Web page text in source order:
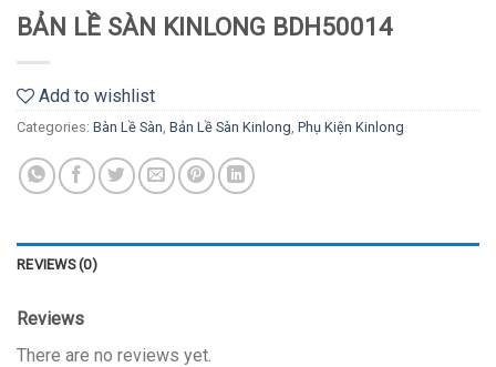
BẢN LỀ SÀN KINLONG BDH50014
Add to wishlist
Categories: Bàn Lề Sàn Bản Lề Sàn Kinlong Phụ Kiện Kinlong
REVIEWS (0)
Reviews
There are no reviews yet.